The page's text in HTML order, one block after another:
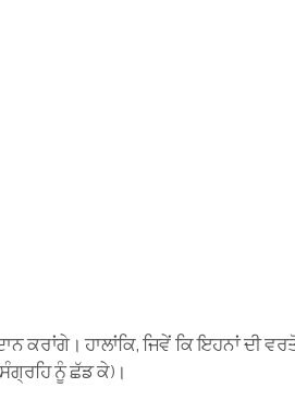
ਹਾਲਾਂਕਿ, ਜਿਵੇਂ ਕਿ ਇਹਨਾਂ ਦੀ
ਨੂੰ ਛੱਡ ਕੇ)।